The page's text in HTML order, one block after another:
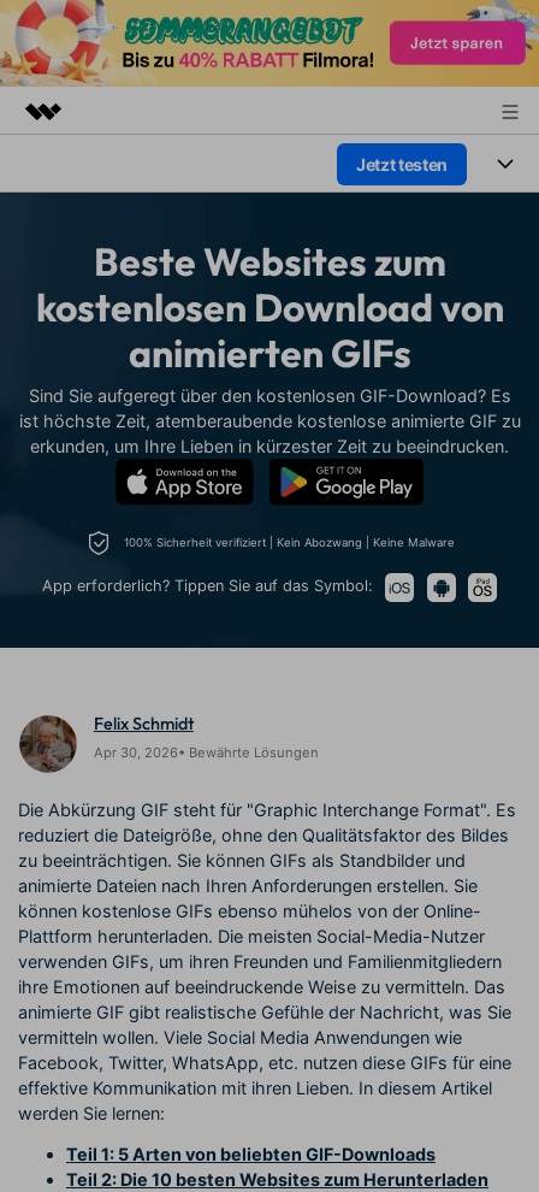
Dienstprogramme
Lösungen
Shop
Jetzt testen
Plattformen
Funktionen
Audio
Text
Soziale Medien
Marketing & Business
Lifestyle & Spaß
Ressourcen
Video-Prompts
Über 100 heiße Video-
Prompts – schnell ähnliche
Videos erstellen
Meisterkurs
Beherrschen Sie
Videobearbeitungsfähigkeiten
erweitern Sie Ihre
Videobearbeitungs-
Fähigkeiten mit Filmora
können
Creator
Monetarisierungs-
Programm
Monetarisieren Sie
Ihren Einfluss mit Filmora
Freunde-werben-
Programm
An Freunde empfehlen,
Belohnungen erhalten
Blog
Hilfe-Center
Kunden-Geschichten
Erfahren Sie, wie unsere
Kunden Erfolg haben
Affiliate-Programm
Schalten Sie Partnerschaften
auf Unternehmensebene frei
Anmelden
Beste Websites zum
kostenlosen Download von
animierten GIFs
Sind Sie aufgeregt über den kostenlosen GIF-Download? Es
ist höchste Zeit, atemberaubende kostenlose animierte GIF zu
erkunden, um Ihre Lieben in kürzester Zeit zu beeindrucken.
100% Sicherheit verifiziert | Kein Abozwang | Keine Malware
App erforderlich? Tippen Sie auf das Symbol:
Felix Schmidt
Apr 30, 2026• Bewährte Lösungen
Die Abkürzung GIF steht für "Graphic Interchange Format". Es
reduziert die Dateigröße, ohne den Qualitätsfaktor des Bildes
zu beeinträchtigen. Sie können GIFs als Standbilder und
animierte Dateien nach Ihren Anforderungen erstellen. Sie
können kostenlose GIFs ebenso mühelos von der Online-
Plattform herunterladen. Die meisten Social-Media-Nutzer
verwenden GIFs, um ihren Freunden und Familienmitgliedern
ihre Emotionen auf beeindruckende Weise zu vermitteln. Das
animierte GIF gibt realistische Gefühle der Nachricht, was Sie
vermitteln wollen. Viele Social Media Anwendungen wie
Facebook, Twitter, WhatsApp, etc. nutzen diese GIFs für eine
effektive Kommunikation mit ihren Lieben. In diesem Artikel
werden Sie lernen:
Teil 1: 5 Arten von beliebten GIF-Downloads
Teil 2: Die 10 besten Websites zum Herunterladen